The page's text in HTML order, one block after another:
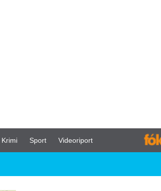
kapukat
tisztaságukat.
speciális